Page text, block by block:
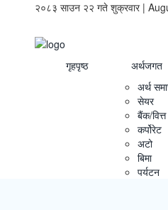
२०८३ साउन २२ गते शुक्रवार |
गृहपृष्ठ
अर्थजगत
अर्थ
सेयर
बैंक/वित्त
कर्पोरेट
अटो
बिमा
पर्यटन